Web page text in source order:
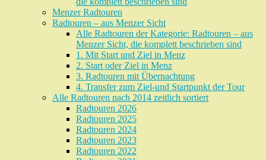
Menzer Radtouren
Radtouren – aus Menzer Sicht
Alle Radtouren der Kategorie: Radtouren – aus
Menzer Sicht, die komplett beschrieben sind
1. Mit Start und Ziel in Menz
2. Start oder Ziel in Menz
3. Radtouren mit Übernachtung
4. Transfer zum Ziel-und Startpunkt der Tour
Alle Radtouren nach 2014 zeitlich sortiert
Radtouren 2026
Radtouren 2025
Radtouren 2024
Radtouren 2023
Radtouren 2022